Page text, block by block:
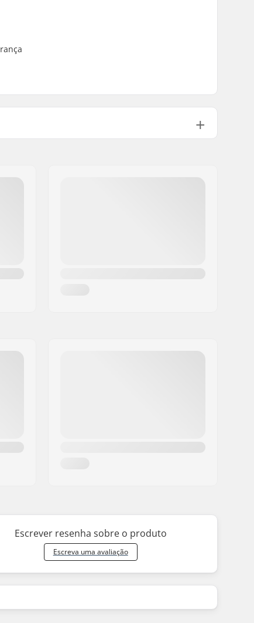
Escrever resenha sobre o produto
Escreva uma avaliação